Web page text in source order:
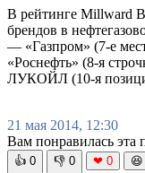
В рейтинге Millward
брендов в
— «Газпром» (7-е
«Роснефть» (8-я
ЛУКОЙЛ (10-я
21 мая 2014, 12:30
Вам понравилась эта
👍 0 👎 0 ❤ 0 😆